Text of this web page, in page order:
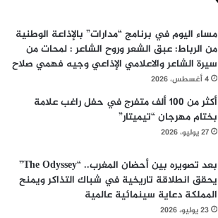
مساء اليوم في برنامج “مدارات” بالإذاعة الوطنية
من الرباط: عبق الشعر وروح الشاعر : لمحات من
سيرة الشاعر والاعلامي الإذاعي وجيه فهمي صلاح
4 أغسطس، 2026
أكثر من 100 ألف متفرج في حفل راغب علامة
بختام مهرجان “تيميتار”
27 يوليو، 2026
بعد تصويره بين أحضان المغرب.. “The Odyssey”
يحقق انطلاقة تاريخية في شباك التذاكر ويمنح
المملكة دعاية سينمائية عالمية
23 يوليو، 2026